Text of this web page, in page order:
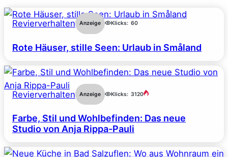
Revierverhalten Anzeige Klicks: 60
Rote Häuser, stille Seen: Urlaub in Småland
Revierverhalten Anzeige Klicks: 3120
Farbe, Stil und Wohlbefinden: Das neue
Studio von Anja Rippa-Pauli